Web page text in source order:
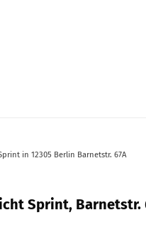
in 12305 Berlin Barnetstr. 67A
Sprint, Barnetstr.